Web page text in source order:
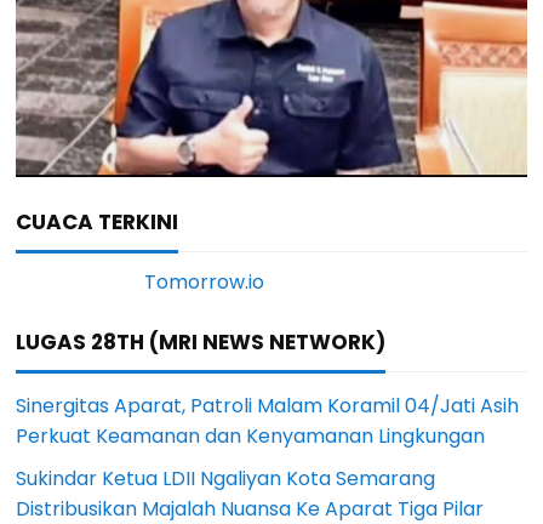
CUACA TERKINI
LUGAS 28TH (MRI NEWS NETWORK)
Sinergitas Aparat, Patroli Malam Koramil 04/Jati Asih
Perkuat Keamanan dan Kenyamanan Lingkungan
Sukindar Ketua LDII Ngaliyan Kota Semarang
Distribusikan Majalah Nuansa Ke Aparat Tiga Pilar